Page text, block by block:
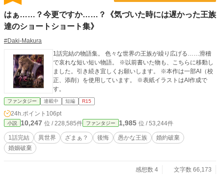
はぁ……？今更ですか……？《気づいた時には遅かった王族
達のショートショート集》
#Daki-Makura
1話完結の物語集。 色々な世界の王族が繰り広げる……滑稽
で哀れな短い短い物語。 ※以前書いた物も、こちらに移動し
ました。引き続き宜しくお願いします。 ※本作は一部AI（校
正、添削）を使用しています。 ※表紙イラストはAI作成で
す。
ファンタジー 連載中 短編 R15
24h.ポイント 106pt
小説 10,247 位 / 228,585件 ファンタジー 1,985 位 / 53,244件
1話完結 異世界 ざまぁ？ 後悔 愚かな王族
婚約破棄
婚姻破棄
感想数 4
文字数 66,173